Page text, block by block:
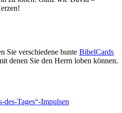
Sie verschiedene bunte BibelCards
denen Sie den Herrn loben können.
des-Tages“-Impulsen